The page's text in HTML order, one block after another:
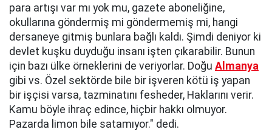
para artışı var mı yok mu, gazete aboneliğine,
okullarına göndermiş mi göndermemiş mi, hangi
dersaneye gitmiş bunlara bağlı kaldı. Şimdi deniyor ki
devlet kuşku duyduğu insanı işten çıkarabilir. Bunun
için bazı ülke örneklerini de veriyorlar. Doğu Almanya
gibi vs. Özel sektörde bile bir işveren kötü iş yapan
bir işçisi varsa, tazminatını fesheder, Haklarını verir.
Kamu böyle ihraç edince, hiçbir hakkı olmuyor.
Pazarda limon bile satamıyor." dedi.